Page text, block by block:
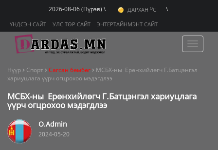
2026-08-06 (Пүрэв) \ ДАРХАН OC
УЛААНБААТАР
\
ҮНДСЭН САЙТ УЛС ТӨР САЙТ ЭНТЕРТАЙНМЭНТ САЙТ
Toggle
Нүүр Спорт Сагсан бөмбөг
МСБХ-ны Ерөнхийлөгч Г.Батцэнгэл
хариуцлага үүрч огцрохоо мэдэгдлээ
МСБХ-ны Ерөнхийлөгч Г.Батцэнгэл хариуцлага
үүрч огцрохоо мэдэгдлээ
O.Admin
2024-05-20